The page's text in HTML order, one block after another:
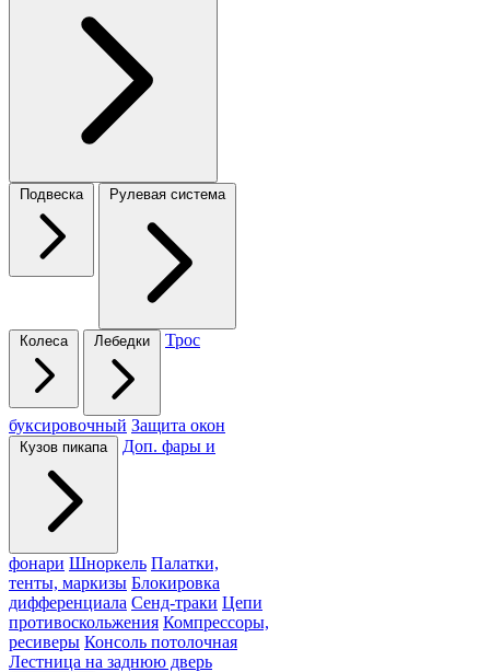
Подвеска Рулевая система
Колеса Лебедки Трос
буксировочный Защита окон
Кузов пикапа Доп. фары и
фонари Шноркель Палатки,
тенты, маркизы Блокировка
дифференциала Сенд-траки Цепи
противоскольжения Компрессоры,
ресиверы Консоль потолочная
Лестница на заднюю дверь